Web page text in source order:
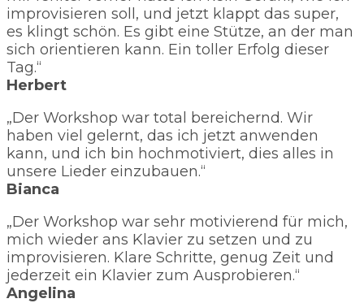
improvisieren soll, und jetzt klappt das super,
es klingt schön. Es gibt eine Stütze, an der man
sich orientieren kann. Ein toller Erfolg dieser
Tag.“
Herbert
„Der Workshop war total bereichernd. Wir
haben viel gelernt, das ich jetzt anwenden
kann, und ich bin hochmotiviert, dies alles in
unsere Lieder einzubauen.“
Bianca
„Der Workshop war sehr motivierend für mich,
mich wieder ans Klavier zu setzen und zu
improvisieren. Klare Schritte, genug Zeit und
jederzeit ein Klavier zum Ausprobieren.“
Angelina